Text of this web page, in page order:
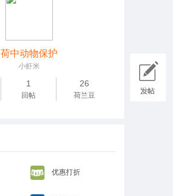
荷中动物保护
小虾米
1
回帖
26
荷兰豆
优惠打折